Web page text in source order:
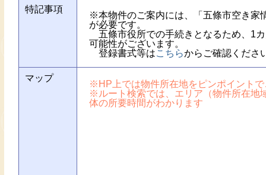
特記事項
※本物件のご案内には、「五條市空き家
が必要です。
五條市役所での手続きとなるため、1
可能性がございます。
登録書式等はこちらからご確認くださ
マップ
※HP上では物件所在地をピンポイント
※ルート検索では、エリア（物件所在地
体の所要時間がわかります